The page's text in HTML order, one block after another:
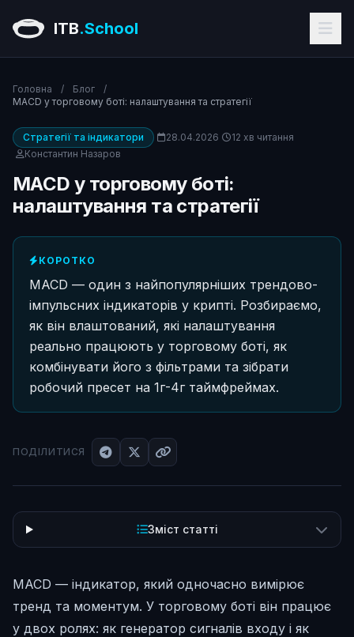
ITB.School
Головна / Блог
/
MACD у торговому боті: налаштування та стратегії
Стратегії та індикатори 28.04.2026
12 хв читання
Константин Назаров
MACD у торговому боті:
налаштування та стратегії
КОРОТКО
MACD — один з найпопулярніших трендово-
імпульсних індикаторів у крипті. Розбираємо,
як він влаштований, які налаштування
реально працюють у торговому боті, як
комбінувати його з фільтрами та зібрати
робочий пресет на 1г-4г таймфреймах.
ПОДІЛИТИСЯ
Зміст статті
MACD — індикатор, який одночасно вимірює
тренд та моментум. У торговому боті він працює
у двох ролях: як генератор сигналів входу і як